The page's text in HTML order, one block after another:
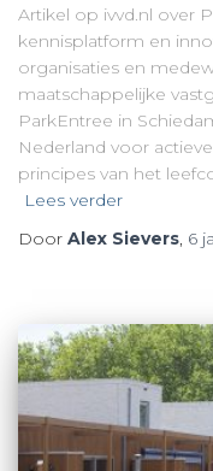
Artikel op ivvd.nl over
kennisplatform en
organisaties en
maatschappelijke
ParkEntree in
Nederland voor
principes van het
Lees verder
Door Alex Sievers, 6